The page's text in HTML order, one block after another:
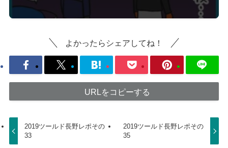
よかったらシェアしてね！
URLをコピーする
2019ツールド長野レポその
33
2019ツールド長野レポその
35